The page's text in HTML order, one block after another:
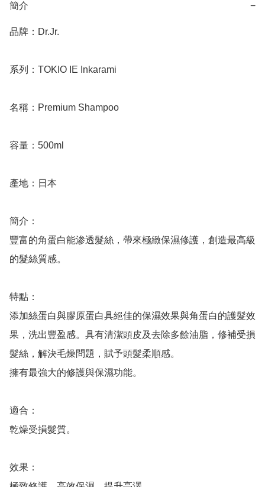
簡介 −
品牌：Dr.Jr.
系列：TOKIO IE Inkarami
名稱：Premium Shampoo
容量：500ml
產地：日本
簡介：
豐富的角蛋白能渗透髮絲，帶來極緻保濕修護，創造最高級
的髮絲質感。
特點：
添加絲蛋白與膠原蛋白具絕佳的保濕效果與角蛋白的護髮效
果，洗出豐盈感。具有清潔頭皮及去除多餘油脂，修補受損
髮絲，解決毛燥問題，賦予頭髮柔順感。
擁有最強大的修護與保濕功能。
適合：
乾燥受損髮質。
效果：